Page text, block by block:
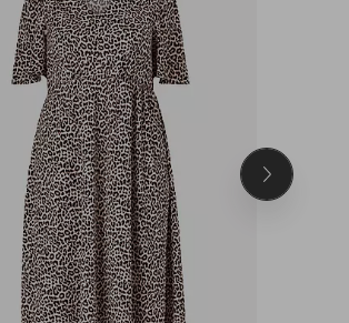
Volgend